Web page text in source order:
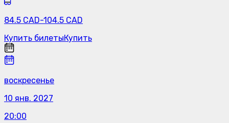
84.5 CAD-104.5 CAD
Купить билетыКупить
воскресенье
10 янв. 2027
20:00